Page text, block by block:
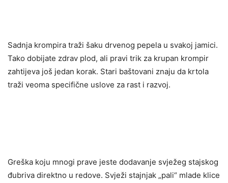
Sadnja krompira traži šaku drvenog pepela u svakoj jamici.
Tako dobijate zdrav plod, ali pravi trik za krupan krompir
zahtijeva još jedan korak. Stari baštovani znaju da krtola
traži veoma specifične uslove za rast i razvoj.
Greška koju mnogi prave jeste dodavanje svježeg stajskog
đubriva direktno u redove. Svježi stajnjak „pali“ mlade klice